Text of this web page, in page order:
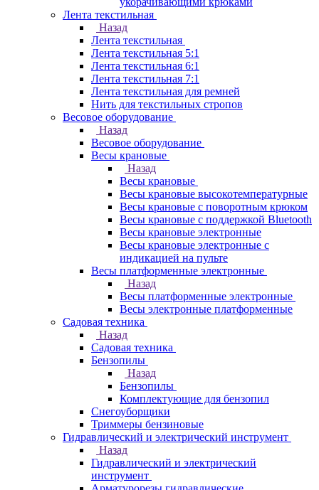
Лента текстильная
Назад
Лента текстильная
Лента текстильная 5:1
Лента текстильная 6:1
Лента текстильная 7:1
Лента текстильная для ремней
Нить для текстильных стропов
Весовое оборудование
Назад
Весовое оборудование
Весы крановые
Назад
Весы крановые
Весы крановые высокотемпературные
Весы крановые с поворотным крюком
Весы крановые с поддержкой Bluetooth
Весы крановые электронные
Весы крановые электронные с
индикацией на пульте
Весы платформенные электронные
Назад
Весы платформенные электронные
Весы электронные платформенные
Садовая техника
Назад
Садовая техника
Бензопилы
Назад
Бензопилы
Комплектующие для бензопил
Снегоуборщики
Триммеры бензиновые
Гидравлический и электрический инструмент
Назад
Гидравлический и электрический
инструмент